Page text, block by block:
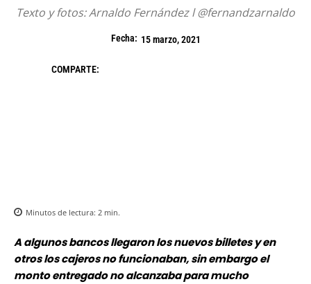
Texto y fotos: Arnaldo Fernández l @fernandzarnaldo
Fecha: 15 marzo, 2021
COMPARTE:
Minutos de lectura: 2 min.
A algunos bancos llegaron los nuevos billetes y en
otros los cajeros no funcionaban, sin embargo el
monto entregado no alcanzaba para mucho